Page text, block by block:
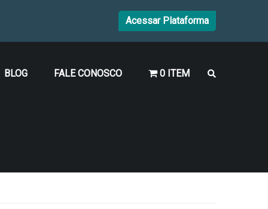
Acessar Plataforma
BLOG FALE CONOSCO 0 ITEM